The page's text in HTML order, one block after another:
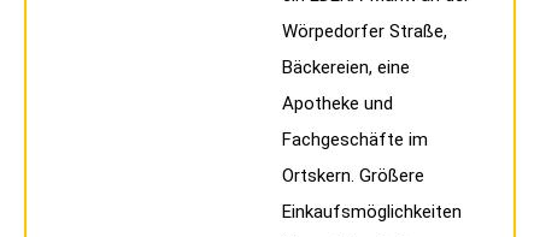
Wörpedorfer Straße,
Bäckereien, eine
Apotheke und
Fachgeschäfte im
Ortskern. Größere
Einkaufsmöglichkeiten